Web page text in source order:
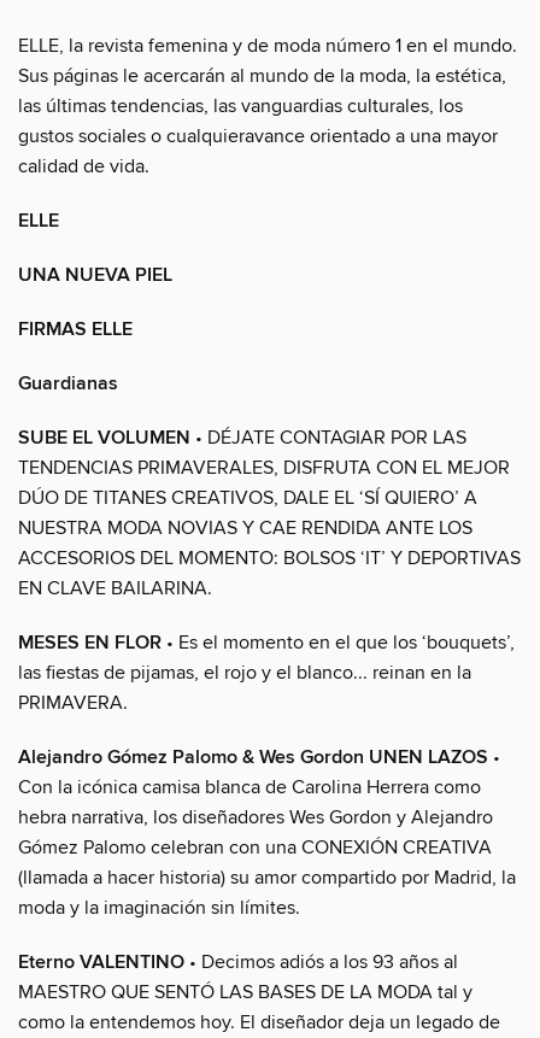
ELLE, la revista femenina y de moda número 1 en el mundo.
Sus páginas le acercarán al mundo de la moda, la estética,
las últimas tendencias, las vanguardias culturales, los
gustos sociales o cualquieravance orientado a una mayor
calidad de vida.
ELLE
UNA NUEVA PIEL
FIRMAS ELLE
Guardianas
SUBE EL VOLUMEN • DÉJATE CONTAGIAR POR LAS
TENDENCIAS PRIMAVERALES, DISFRUTA CON EL MEJOR
DÚO DE TITANES CREATIVOS, DALE EL ‘SÍ QUIERO’ A
NUESTRA MODA NOVIAS Y CAE RENDIDA ANTE LOS
ACCESORIOS DEL MOMENTO: BOLSOS ‘IT’ Y DEPORTIVAS
EN CLAVE BAILARINA.
MESES EN FLOR • Es el momento en el que los ‘bouquets’,
las fiestas de pijamas, el rojo y el blanco... reinan en la
PRIMAVERA.
Alejandro Gómez Palomo & Wes Gordon UNEN LAZOS •
Con la icónica camisa blanca de Carolina Herrera como
hebra narrativa, los diseñadores Wes Gordon y Alejandro
Gómez Palomo celebran con una CONEXIÓN CREATIVA
(llamada a hacer historia) su amor compartido por Madrid, la
moda y la imaginación sin límites.
Eterno VALENTINO • Decimos adiós a los 93 años al
MAESTRO QUE SENTÓ LAS BASES DE LA MODA tal y
como la entendemos hoy. El diseñador deja un legado de